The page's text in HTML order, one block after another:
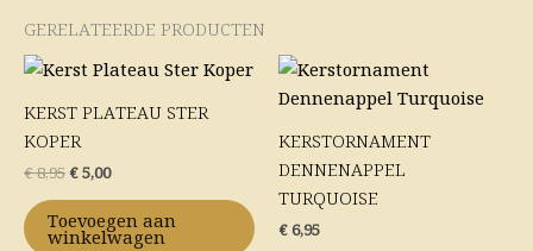
GERELATEERDE PRODUCTEN
KERST PLATEAU STER
KOPER
€8,95
Oorspronkelijke
was:
€ 8,95.
€5,00
Huidige
is:
€ 5,00.
Toevoegen aan
winkelwagen
KERSTORNAMENT
DENNENAPPEL
TURQUOISE
€6,95